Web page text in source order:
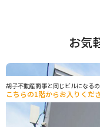
お気
胡子不動産商事と同じビルになるの
こちらの1階からお入りくだ